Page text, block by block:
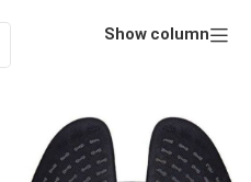
Show column